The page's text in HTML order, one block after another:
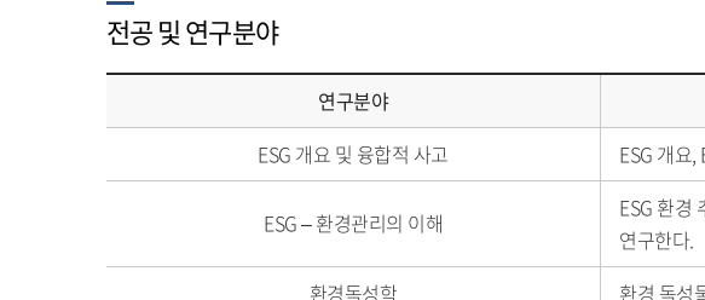
전공 및 연구분야
연구분야
ESG 개요 및 융합적 사고
ESG 개요
ESG – 환경관리의 이해
ESG 환경
연구한다.
환경독성학
환경 독성